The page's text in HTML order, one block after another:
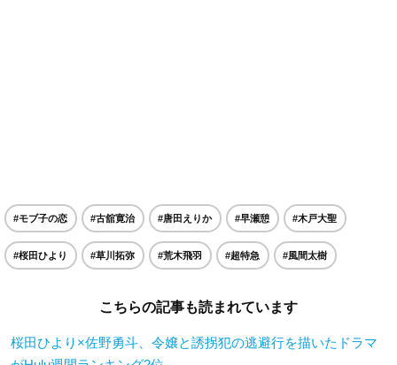
#モブ子の恋 #古舘寛治 #唐田えりか #早瀬憩 #木戸大聖
#桜田ひより #草川拓弥 #荒木飛羽 #超特急 #風間太樹
こちらの記事も読まれています
桜田ひより×佐野勇斗、令嬢と誘拐犯の逃避行を描いたドラマ